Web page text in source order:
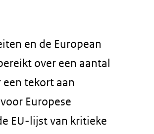
en de European
over een aantal
tekort aan
Europese
EU-lijst van kritieke